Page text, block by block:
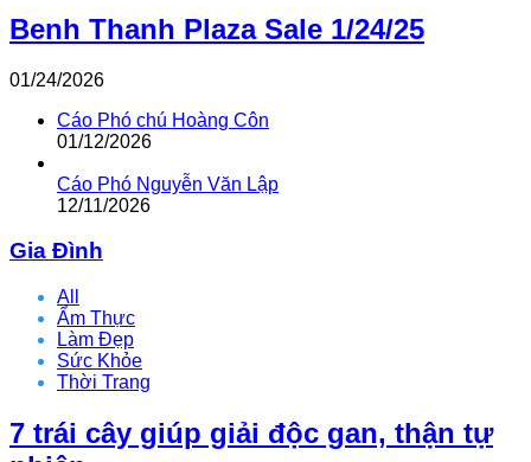
Benh Thanh Plaza Sale 1/24/25
01/24/2026
Cáo Phó chú Hoàng Côn
01/12/2026
Cáo Phó Nguyễn Văn Lập
12/11/2026
Gia Đình
All
Ẩm Thực
Làm Đẹp
Sức Khỏe
Thời Trang
7 trái cây giúp giải độc gan, thận tự